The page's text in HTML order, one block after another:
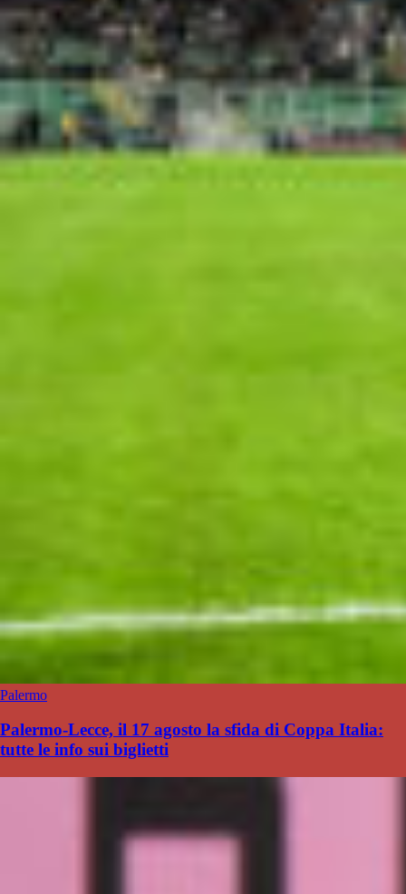
Palermo
Palermo-Lecce, il 17 agosto la sfida di Coppa Italia:
tutte le info sui biglietti